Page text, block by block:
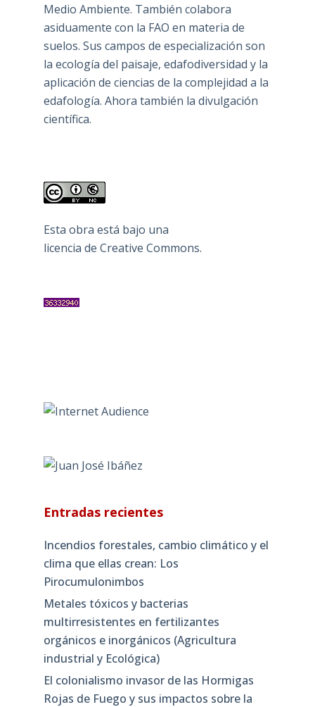
Medio Ambiente. También colabora
asiduamente con la FAO en materia de
suelos. Sus campos de especialización son
la ecología del paisaje, edafodiversidad y la
aplicación de ciencias de la complejidad a la
edafología. Ahora también la divulgación
científica.
Esta obra está bajo una
licencia de Creative Commons.
Entradas recientes
Incendios forestales, cambio climático y el
clima que ellas crean: Los
Pirocumulonimbos
Metales tóxicos y bacterias
multirresistentes en fertilizantes
orgánicos e inorgánicos (Agricultura
industrial y Ecológica)
El colonialismo invasor de las Hormigas
Rojas de Fuego y sus impactos sobre la